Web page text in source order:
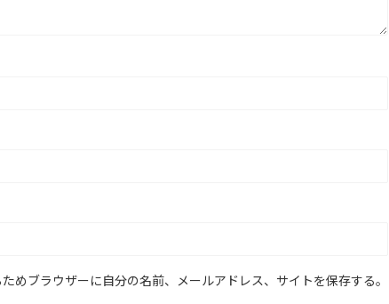
めブラウザーに自分の名前、メールアドレス、サイトを保存する。